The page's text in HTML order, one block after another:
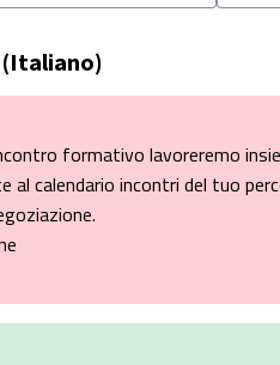
(Italiano)
formativo lavoreremo
al calendario incontri del tuo